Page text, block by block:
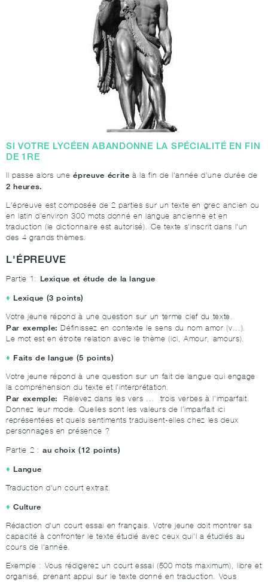
SI VOTRE LYCÉEN ABANDONNE LA SPÉCIALITÉ EN FIN
DE 1RE
Il passe alors uneépreuve écrite à la fin de l'année d'une durée de
2 heures.
L'épreuve est composée de 2 parties sur un texte en grec ancien ou
en latin d'environ 300 mots donné en langue ancienne et en
traduction (le dictionnaire est autorisé). Ce texte s'inscrit dans l'un
des 4 grands thèmes.
L'ÉPREUVE
Partie 1: Lexique et étude de la langue
Lexique (3 points)
Votre jeune répond à une question sur un terme clef du texte.
Par exemple:Définissez en contexte le sens du nom amor (v...).
Le mot est en étroite relation avec le thème (ici, Amour, amours).
Faits de langue (5 points)
Votre jeune répond à une question sur un fait de langue qui engage
la compréhension du texte et l'interprétation.
Par exemple:Relevez dans les vers ... trois verbes à l’imparfait.
Donnez leur mode. Quelles sont les valeurs de l’imparfait ici
représentées et quels sentiments traduisent-elles chez les deux
personnages en présence ?
Partie 2 : au choix (12 points)
Langue
Traduction d'un court extrait.
Culture
Rédaction d'un court essai en français. Votre jeune doit montrer sa
capacité à confronter le texte étudié avec ceux qui'l a étudiés au
cours de l'année.
Exemple : Vous rédigerez un court essai (500 mots maximum), libre et
organisé, prenant appui sur le texte donné en traduction. Vous